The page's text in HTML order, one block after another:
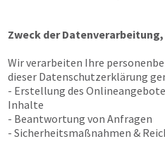
Zweck der
Wir verarbeiten Ihre
dieser Datenschutzerklärung
- Erstellung des
Inhalte
- Beantwortung von Anfragen
- Sicherheitsmaßnahmen &